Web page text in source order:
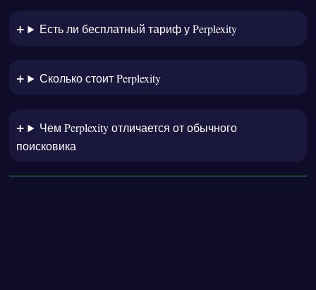
Есть ли бесплатный тариф у Perplexity
Сколько стоит Perplexity
Чем Perplexity отличается от обычного
поисковика